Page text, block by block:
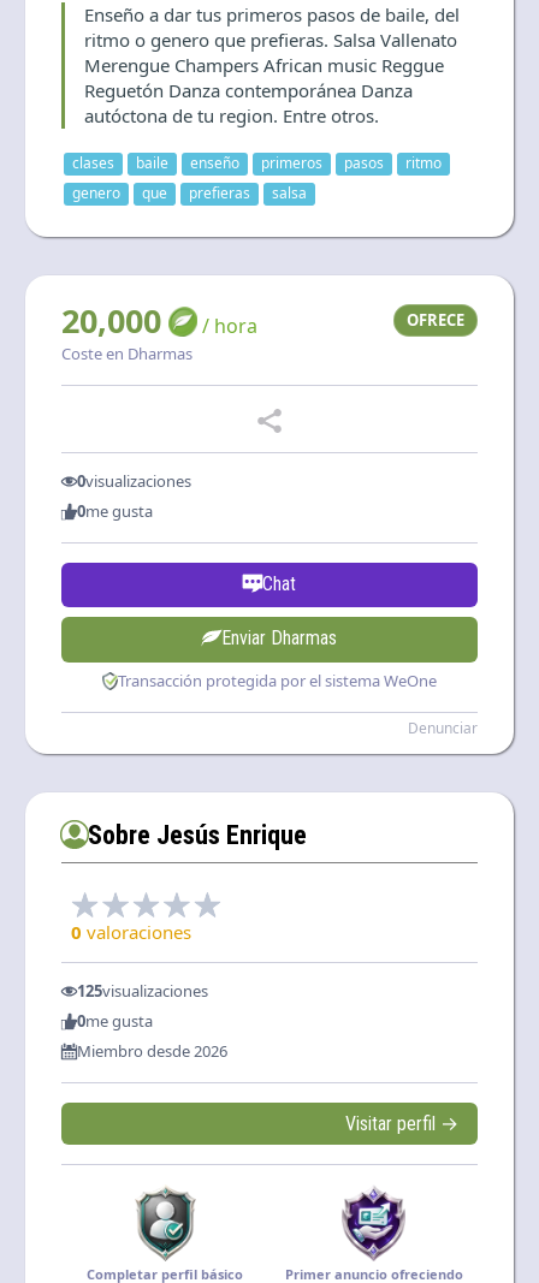
Language and currency
EN|USD
Enseño a dar tus primeros pasos de baile, del
ritmo o genero que prefieras. Salsa Vallenato
Merengue Champers African music Reggue
Reguetón Danza contemporánea Danza
autóctona de tu region. Entre otros.
clases baile enseño primeros pasos
ritmo
genero
que prefieras salsa
20,000 / hora
Coste en Dharmas
OFRECE
0visualizaciones
0me gusta
Chat
Enviar Dharmas
Transacción protegida por el sistema WeOne
Denunciar
Sobre Jesús Enrique
0 valoraciones
125visualizaciones
0me gusta
Miembro desde 2026
Visitar perfil →
Completar perfil básico
Primer anuncio ofreciendo